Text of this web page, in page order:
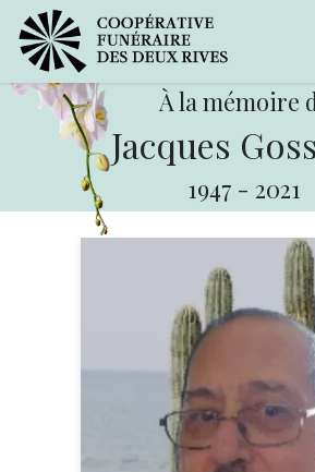
À la mémoire
Jacques
1947 - 2021